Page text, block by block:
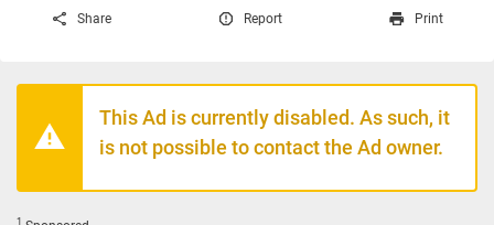
Share Report Print
This Ad is currently disabled. As such, it
is not possible to contact the Ad owner.
1